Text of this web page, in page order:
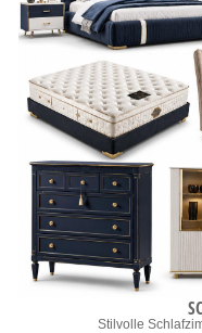
Stilvolle